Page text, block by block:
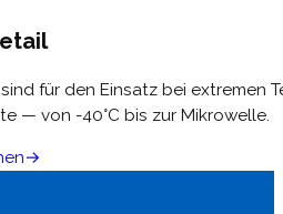
sind für den Einsatz bei extremen
— von -40°C bis zur Mikrowelle.